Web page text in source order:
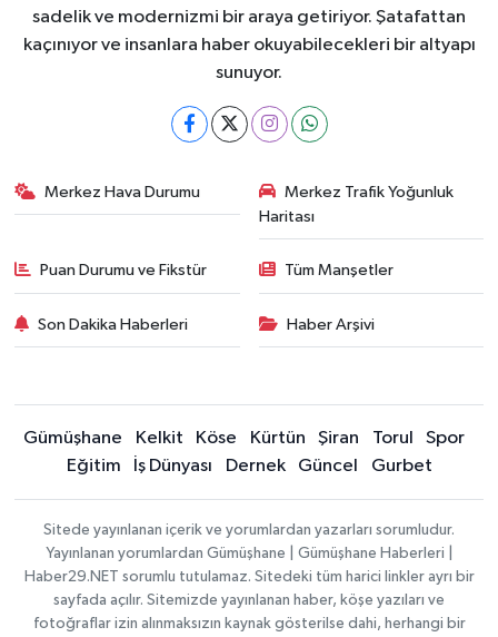
sadelik ve modernizmi bir araya getiriyor. Şatafattan
kaçınıyor ve insanlara haber okuyabilecekleri bir altyapı
sunuyor.
Merkez Hava Durumu
Merkez Trafik Yoğunluk
Haritası
Puan Durumu ve Fikstür Tüm Manşetler
Son Dakika Haberleri Haber Arşivi
Gümüşhane Kelkit Köse Kürtün Şiran Torul
Spor
Eğitim
İş Dünyası Dernek Güncel Gurbet
Sitede yayınlanan içerik ve yorumlardan yazarları sorumludur.
Yayınlanan yorumlardan Gümüşhane | Gümüşhane Haberleri |
Haber29.NET sorumlu tutulamaz. Sitedeki tüm harici linkler ayrı bir
sayfada açılır. Sitemizde yayınlanan haber, köşe yazıları ve
fotoğraflar izin alınmaksızın kaynak gösterilse dahi, herhangi bir